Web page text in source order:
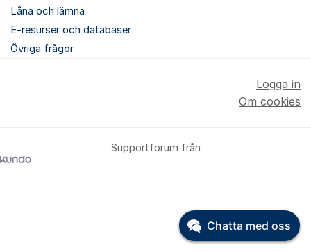
Låna och lämna
E-resurser och databaser
Övriga frågor
Supportforum från
Logga in
Om cookies
Chatta med oss